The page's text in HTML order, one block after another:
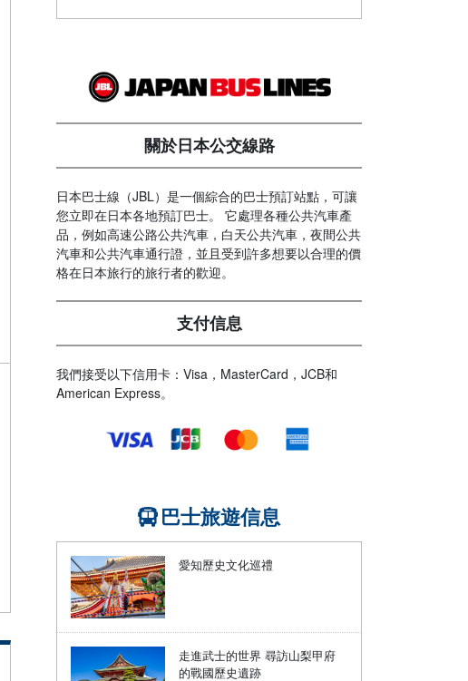
關於日本公交線路
日本巴士線（JBL）是一個綜合的巴士預訂站點，可讓
您立即在日本各地預訂巴士。 它處理各種公共汽車產
品，例如高速公路公共汽車，白天公共汽車，夜間公共
汽車和公共汽車通行證，並且受到許多想要以合理的價
格在日本旅行的旅行者的歡迎。
支付信息
我們接受以下信用卡：Visa，MasterCard，JCB和
American Express。
巴士旅遊信息
愛知歷史文化巡禮
走進武士的世界 尋訪山梨甲府
的戰國歷史遺跡